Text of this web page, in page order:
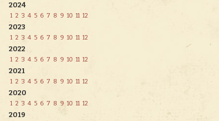
2024
1 2 3 4 5 6 7 8 9 10 11 12
2023
1 2 3 4 5 6 7 8 9 10 11 12
2022
1 2 3 4 5 6 7 8 9 10 11 12
2021
1 2 3 4 5 6 7 8 9 10 11 12
2020
1 2 3 4 5 6 7 8 9 10 11 12
2019